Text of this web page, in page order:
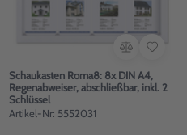
Schaukasten Roma8: 8x DIN A4,
Regenabweiser, abschließbar, inkl. 2
Schlüssel
Artikel-Nr: 5552031